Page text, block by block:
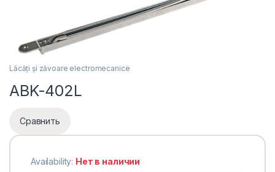
Lăcăți și zăvoare electromecanice
ABK-402L
Сравнить
Availability: Нет в наличии